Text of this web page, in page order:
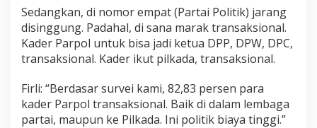
Sedangkan, di nomor empat (Partai Politik) jarang
disinggung. Padahal, di sana marak transaksional.
Kader Parpol untuk bisa jadi ketua DPP, DPW, DPC,
transaksional. Kader ikut pilkada, transaksional.
Firli: “Berdasar survei kami, 82,83 persen para
kader Parpol transaksional. Baik di dalam lembaga
partai, maupun ke Pilkada. Ini politik biaya tinggi.”